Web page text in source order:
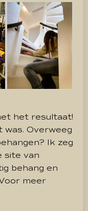
het resultaat!
Overweeg
Ik zeg
site van
behang en
meer